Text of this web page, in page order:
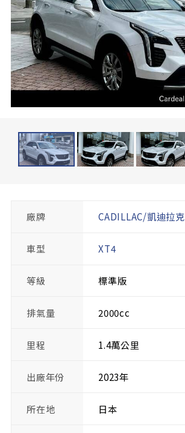
廠牌 CADILLAC/凱迪拉克
車型 XT4
等級 標準版
排氣量 2000cc
里程 1.4萬公里
出廠年份 2023年
所在地 日本